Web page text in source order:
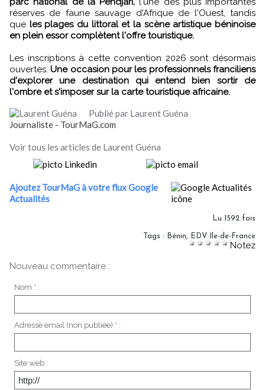
réserves de faune sauvage d'Afrique de l'Ouest, tandis
que les plages du littoral et la scène artistique béninoise
en plein essor complètent l'offre touristique.
Les inscriptions à cette convention 2026 sont désormais
ouvertes.Une occasion pour les professionnels franciliens
d'explorer une destination qui entend bien sortir de
l'ombre et s'imposer sur la carte touristique africaine.
Publié par Laurent Guéna
Journaliste - TourMaG.com
Voir tous les articles de Laurent Guéna
Ajoutez TourMaG à votre flux Google
Actualités
Lu 1592 fois
Tags : Bénin, EDV Ile-de-France
Notez
Nouveau commentaire :
Nom * :
Adresse email (non publiée) * :
Site web :